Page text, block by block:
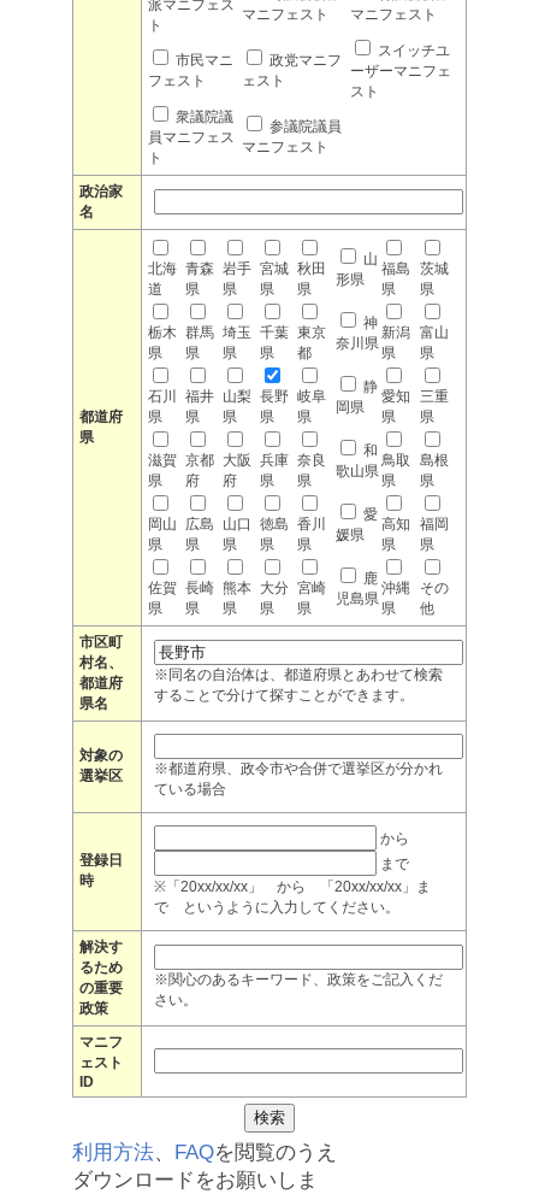
派マニフェス
ト
マニフェスト
マニフェスト
市民マニ
フェスト
政党マニフ
ェスト
スイッチユ
ーザーマニフェ
スト
衆議院議
員マニフェス
ト
参議院議員
マニフェスト
政治家
名
都道府
県
北海
道
青森
県
岩手
県
宮城
県
秋田
県
山
形県
福島
県
茨城
県
栃木
県
群馬
県
埼玉
県
千葉
県
東京
都
神
奈川県
新潟
県
富山
県
石川
県
福井
県
山梨
県
長野
県
岐阜
県
静
岡県
愛知
県
三重
県
滋賀
県
京都
府
大阪
府
兵庫
県
奈良
県
和
歌山県
鳥取
県
島根
県
岡山
県
広島
県
山口
県
徳島
県
香川
県
愛
媛県
高知
県
福岡
県
佐賀
県
長崎
県
熊本
県
大分
県
宮崎
県
鹿
児島県
沖縄
県
その
他
市区町
村名、
都道府
県名
※同名の自治体は、都道府県とあわせて検索
することで分けて探すことができます。
対象の
選挙区
※都道府県、政令市や合併で選挙区が分かれ
ている場合
登録日
時
から
まで
※「20xx/xx/xx」 から 「20xx/xx/xx」ま
で というように入力してください。
解決す
るため
の重要
政策
※関心のあるキーワード、政策をご記入くだ
さい。
マニフ
ェスト
ID
利用方法、 FAQを閲覧のうえ
ダウンロードをお願いしま